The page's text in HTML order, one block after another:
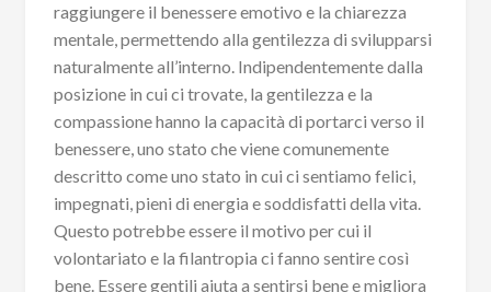
raggiungere il benessere emotivo e la chiarezza
mentale, permettendo alla gentilezza di svilupparsi
naturalmente all’interno. Indipendentemente dalla
posizione in cui ci trovate, la gentilezza e la
compassione hanno la capacità di portarci verso il
benessere, uno stato che viene comunemente
descritto come uno stato in cui ci sentiamo felici,
impegnati, pieni di energia e soddisfatti della vita.
Questo potrebbe essere il motivo per cui il
volontariato e la filantropia ci fanno sentire così
bene. Essere gentili aiuta a sentirsi bene e migliora